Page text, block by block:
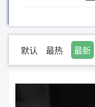
默认 最热 最新